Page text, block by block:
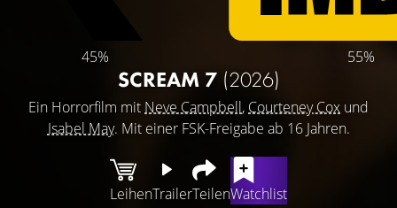
45% 55%
SCREAM 7 (2026)
Ein Horrorfilm mit Neve Campbell, Courteney Cox und
Isabel May. Mit einer FSK-Freigabe ab 16 Jahren.
LeihenTrailerTeilenWatchlist